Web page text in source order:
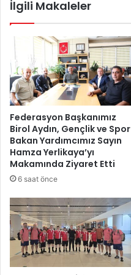
t
K
u
r
s
u
E
r
z
u
m
'
d
ğ
ı
0
2
5
Y
ı
ı
E
ğ
i
İlgili Makaleler
Federasyon Başkanımız
Birol Aydın, Gençlik ve Spor
Bakan Yardımcımız Sayın
Hamza Yerlikaya’yı
Makamında Ziyaret Etti
6 saat önce